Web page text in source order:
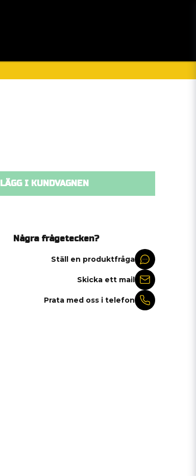
LÄGG I KUNDVAGNEN
Några frågetecken?
Ställ en produktfråga
Skicka ett mail
Prata med oss i telefon